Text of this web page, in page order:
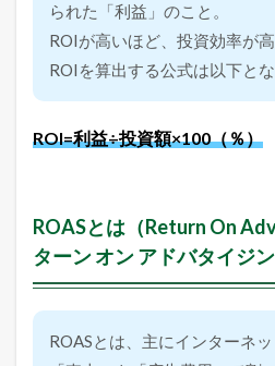
u
r
O
n
v
m
e
n
t
：
タ
られた「利益」のこと。
ROIが高いほど、投資効率が高
ROIを算出する公式は以下とな
ROI=利益÷投資額×100（％）
ROASとは（Return On
ターン オン アドバタイジン
ROASとは、主にインターネ